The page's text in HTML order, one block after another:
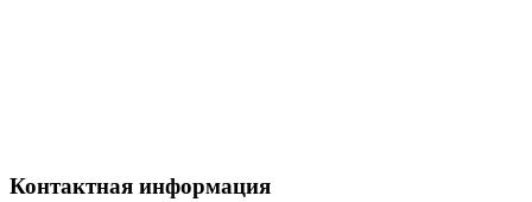
Контактная информация